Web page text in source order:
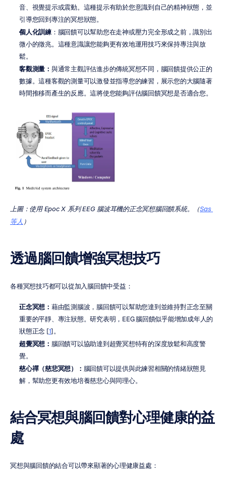
音、視覺提示或震動。這種提示有助於您意識到自己的精神狀態，並
引導您回到專注的冥想狀態。
個人化訓練：腦回饋可以幫助您在走神或壓力完全形成之前，識別出
微小的徵兆。這種意識讓您能夠更有效地運用技巧來保持專注與放
鬆。
客觀測量： 與通常主觀評估進步的傳統冥想不同，腦回饋提供公正的
數據。這種客觀的測量可以激發並指導您的練習，展示您的大腦隨著
時間推移而產生的反應。這將使您能夠評估腦回饋冥想是否適合您。
上圖：使用 Epoc X 系列 EEG 腦波耳機的正念冥想腦回饋系統。（Sas
等人 ）
透過腦回饋增強冥想技巧
各種冥想技巧都可以從加入腦回饋中受益：
正念冥想： 藉由監測腦波，腦回饋可以幫助您達到並維持對正念至關
重要的平靜、專注狀態。研究表明，EEG 腦回饋似乎能增加成年人的
狀態正念 [1]。
超覺冥想： 腦回饋可以協助達到超覺冥想特有的深度放鬆和高度警
覺。
慈心禪（慈悲冥想）： 腦回饋可以提供與此練習相關的情緒狀態見
解，幫助您更有效地培養慈悲心與同理心。
結合冥想與腦回饋對心理健康的益
處
冥想與腦回饋的結合可以帶來顯著的心理健康益處：